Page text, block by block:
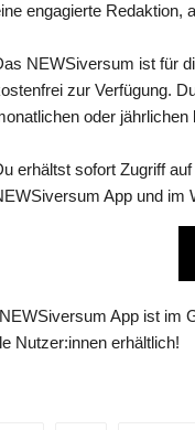
engagierte Redaktion,
NEWSiversum ist für
zur Verfügung.
oder jährlichen
erhältst sofort Zugriff
App und im
App ist im
Nutzer:innen erhältlich!